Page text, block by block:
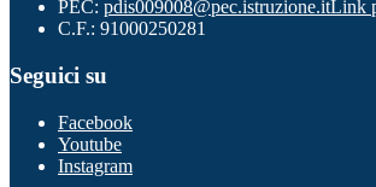
PEC: pdis009008@pec.istruzione.itLink
C.F.: 91000250281
Seguici su
Facebook
Youtube
Instagram